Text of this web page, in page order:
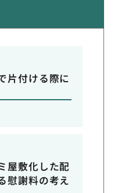
片付ける際に
屋敷化した配
慰謝料の考え